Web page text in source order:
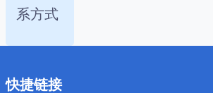
系方式
快捷链接